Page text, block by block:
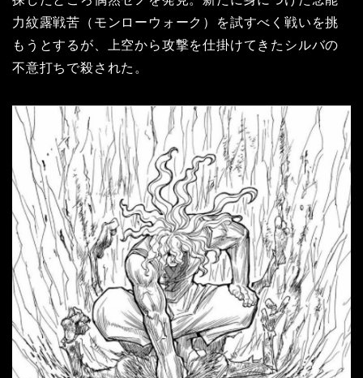
力紋露戦苦（モンローウォーク）を試すべく戦いを挑
もうとするが、上空から攻撃を仕掛けてきたシルバの
不意打ちで殺された。